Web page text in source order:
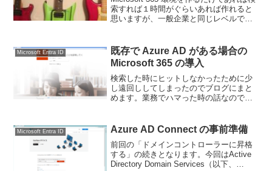
索すれば１時間がぐらいあれば作れると
思いますが、一般企業と同じレベルで作
いるのですが、流れ（ストーリー）がわ
からない...
Microsoft Entra ID
既存で Azure AD がある場合の
Microsoft 365 の導入
検索した時にヒットしなかったために少
し遠回ししてしまったのでブログにまと
めます。業務でハマった時の話なのでキ
ていきます。Azure AD上で登録している
Microsoft Entra ID Azure AD Connect の事前準備
前回の「ドメインコントローラーに昇格
する」の続きとなります。今回はActive
Directory Domain Services（以下、